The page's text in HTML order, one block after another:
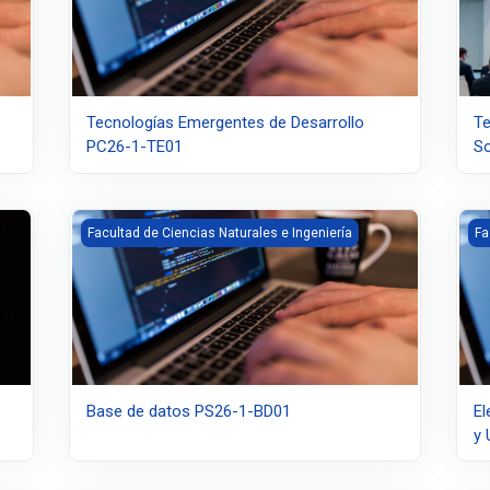
Tecnologías Emergentes de Desarrollo
PC26-1-TE01
Base de datos PS26-1-BD01
Facultad de Ciencias Naturales e Ingeniería
Base de datos PS26-1-BD01
y